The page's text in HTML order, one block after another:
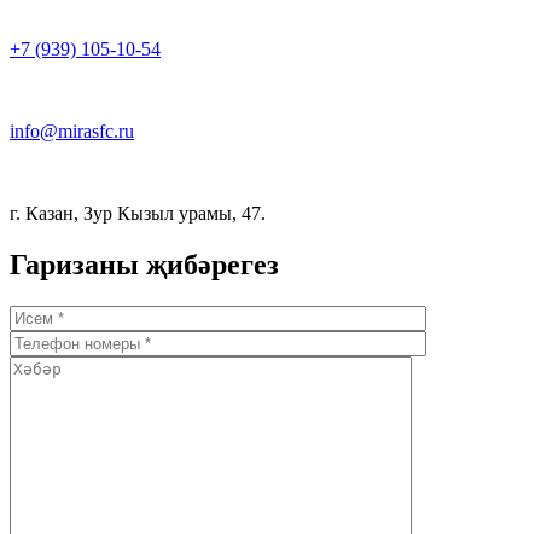
+7 (939) 105-10-54
info@mirasfc.ru
г. Казан, Зур Кызыл урамы, 47.
Гаризаны җибәрегез